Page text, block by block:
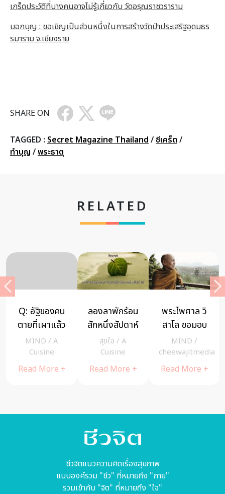
เกร็ดประวัติที่บางคนอาจไม่รู้เกี่ยวกับ วัดอรุณราชวราราม
บอกบุญ : ขอเชิญเป็นส่วนหนึ่งในการสร้างวัดป่าประเสริฐอุดมธร
รมาราม จ.เชียงราย
SHARE ON
TAGGED : Secret Magazine Thailand /ซีเคร็ต /
ทำบุญ /พระธาตุ
RELATED
ในวันที่ใจได้
เติมเต็ม ของ
มิ้นท์ มาลีวัลย์
เจมีน่า (จบ)
MIND/
cheewajitmedia
Read More +
จากโบสถ์สู่
สังคม อาจารย์
ไลฟ์ – วาระ มี
ชูธน กูรูด้าน
ความรัก
สุขใจ/A
Cuisine
Read More +
เมื่อฉันต้อง
ทำงานในวัน
แย่ๆ จะผ่าน
เรื่องนี้ไปได้ยัง
ไง
MIND/
cheewajitmedia
Read More +
ชีวจิตแนวความคิดเรื่องสุขภาพ
แบบองค์รวม "ชีว" ที่หมายถึง "กาย"
รวมเข้ากับ "จิต" ที่หมายถึง "ใจ"